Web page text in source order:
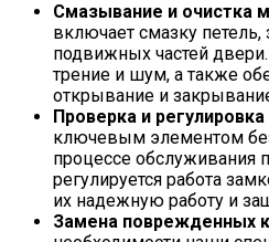
Смазывание и очистка
включает смазку петель,
подвижных частей
трение и шум, а также
открывание и
Проверка и
ключевым элементом
процессе обслуживания
регулируется работа
их надежную работу и
Замена поврежденных